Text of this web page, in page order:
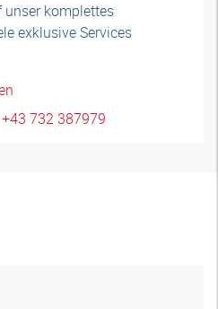
komplettes
exklusive Services
732 387979